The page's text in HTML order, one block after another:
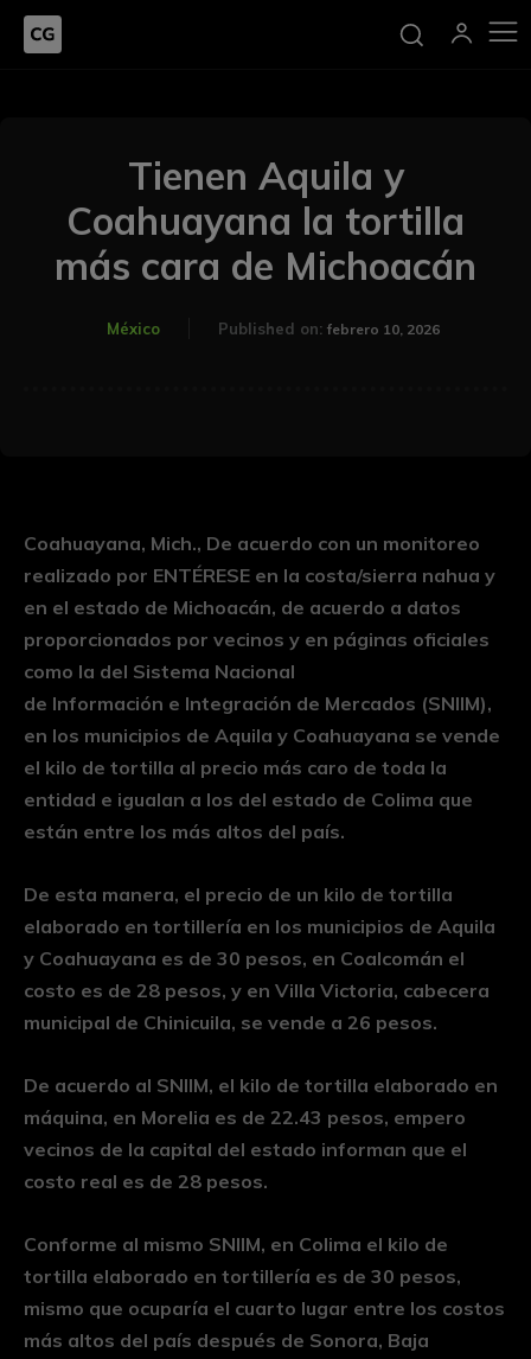
Tienen Aquila y
Coahuayana la tortilla
más cara de Michoacán
México Published on: febrero 10, 2026
Coahuayana, Mich., De acuerdo con un monitoreo
realizado por ENTÉRESE en la costa/sierra nahua y
en el estado de Michoacán, de acuerdo a datos
proporcionados por vecinos y en páginas oficiales
como la del Sistema Nacional
de Información e Integración de Mercados (SNIIM),
en los municipios de Aquila y Coahuayana se vende
el kilo de tortilla al precio más caro de toda la
entidad e igualan a los del estado de Colima que
están entre los más altos del país.
De esta manera, el precio de un kilo de tortilla
elaborado en tortillería en los municipios de Aquila
y Coahuayana es de 30 pesos, en Coalcomán el
costo es de 28 pesos, y en Villa Victoria, cabecera
municipal de Chinicuila, se vende a 26 pesos.
De acuerdo al SNIIM, el kilo de tortilla elaborado en
máquina, en Morelia es de 22.43 pesos, empero
vecinos de la capital del estado informan que el
costo real es de 28 pesos.
Conforme al mismo SNIIM, en Colima el kilo de
tortilla elaborado en tortillería es de 30 pesos,
mismo que ocuparía el cuarto lugar entre los costos
más altos del país después de Sonora, Baja